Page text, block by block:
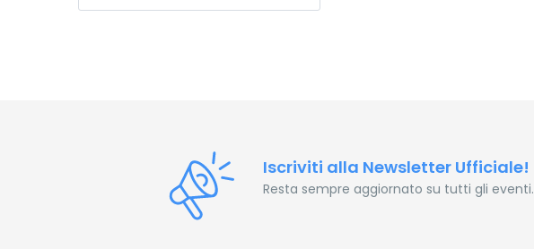
Iscriviti alla Newsletter Ufficiale!
Resta sempre aggiornato su tutti gli eventi.